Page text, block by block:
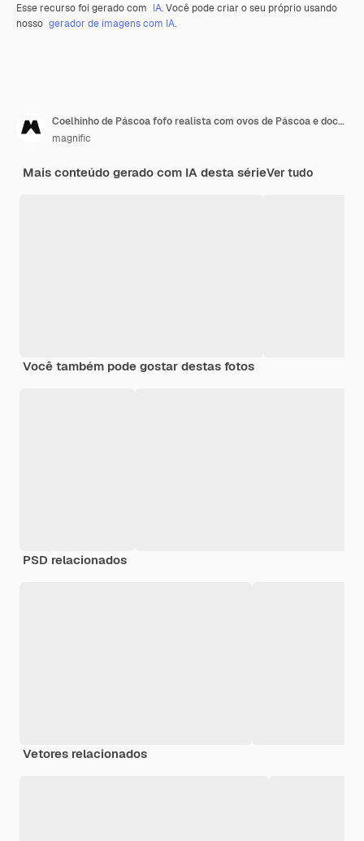
Esse recurso foi gerado com IA. Você pode criar o seu próprio usando
nosso gerador de imagens com IA.
Coelhinho de Páscoa fofo realista com ovos de Páscoa e doces
magnific
Mais conteúdo gerado com IA desta sérieVer tudo
Você também pode gostar destas fotos
PSD relacionados
Vetores relacionados